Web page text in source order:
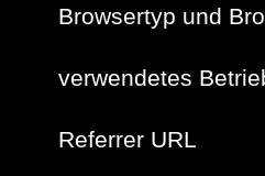
Browsertyp und
verwendetes
Referrer URL